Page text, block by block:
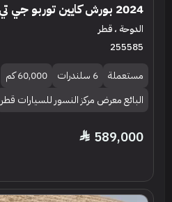
2024 بورش كايين توربو جي تي
الدوحة ، قطر
255585
مستعملة 6 سلندرات
60,000 كم
البائع معرض مركز النسور للسيارات قطر
589,000